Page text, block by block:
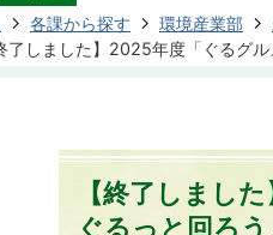
各課から探す 環境産業部
了しました】2025年度「ぐるグ
【終了しまし
ぐるっと回ろ